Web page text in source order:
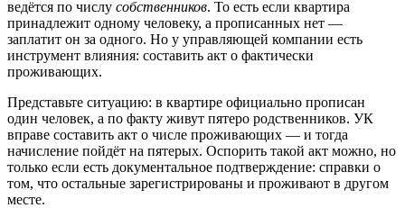
ведётся по числу собственников. То есть если квартира
принадлежит одному человеку, а прописанных нет —
заплатит он за одного. Но у управляющей компании есть
инструмент влияния: составить акт о фактически
проживающих.
Представьте ситуацию: в квартире официально прописан
один человек, а по факту живут пятеро родственников. УК
вправе составить акт о числе проживающих — и тогда
начисление пойдёт на пятерых. Оспорить такой акт можно, но
только если есть документальное подтверждение: справки о
том, что остальные зарегистрированы и проживают в другом
месте.